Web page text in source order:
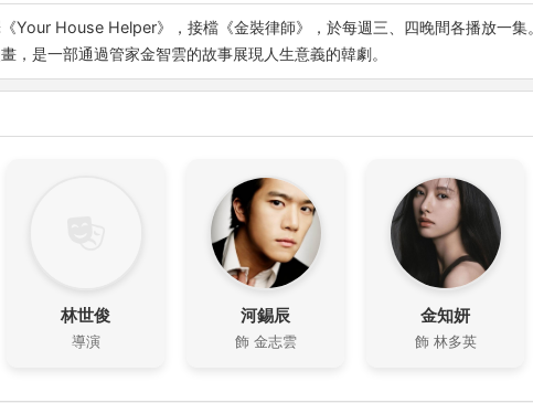
Your House Helper》，接檔《金裝律師》，於每週三、四晚間各播放一集。
，是一部通過管家金智雲的故事展現人生意義的韓劇。
林世俊
導演
河錫辰
飾 金志雲
金知妍
飾 林多英